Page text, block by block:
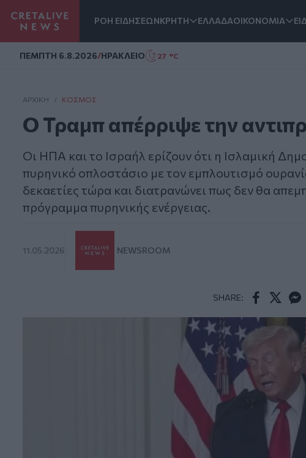
ΡΟΗ ΕΙΔΗΣΕΩΝΚΡΗΤΗ ΕΛΛΑΔΑΟΙΚΟΝΟΜΙΑ
ΠΕΜΠΤΗ 6.8.2026/ΗΡΑΚΛΕΙΟ 27 °C
ΑΡΧΙΚΗ / ΚΌΣΜΟΣ
O Τραμπ απέρριψε την
Οι ΗΠΑ και το Ισραήλ ερίζουν ότι η Ισλαμική
πυρηνικό οπλοστάσιο με τον εμπλουτισμό
δεκαετίες τώρα και διατρανώνει πως δεν θα
πρόγραμμα πυρηνικής ενέργειας.
11.05.2026 NEWSROOM
SHARE: